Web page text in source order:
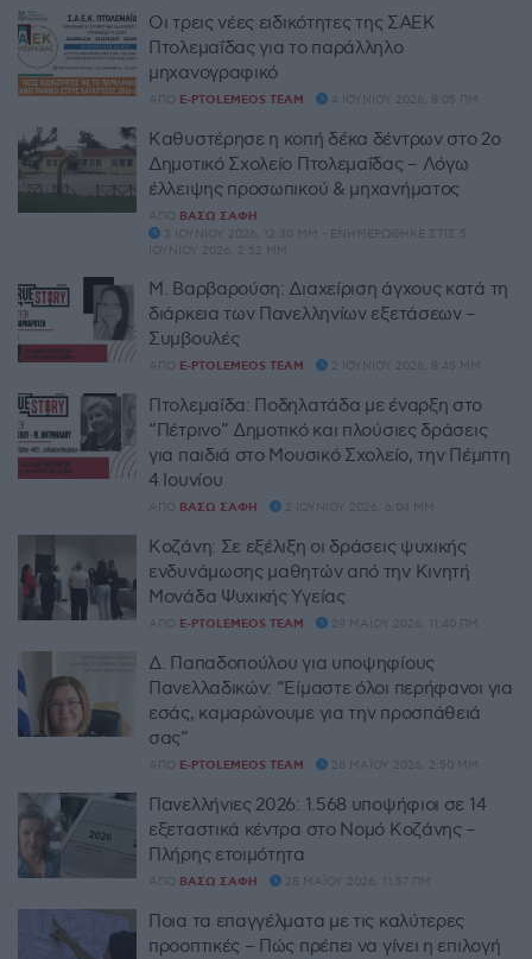
Οι τρεις νέες ειδικότητες της ΣΑΕΚ
Πτολεμαΐδας για το παράλληλο
μηχανογραφικό
ΑΠΌ E-PTOLEMEOS TEAM 4 ΙΟΥΝΊΟΥ 2026, 8:05 ΠΜ
Καθυστέρησε η κοπή δέκα δέντρων στο 2ο
Δημοτικό Σχολείο Πτολεμαΐδας – Λόγω
έλλειψης προσωπικού & μηχανήματος
ΑΠΌ ΒΆΣΩ ΣΆΦΗ
3 ΙΟΥΝΊΟΥ 2026, 12:30 ΜΜ - ΕΝΗΜΕΡΏΘΗΚΕ ΣΤΙΣ 5
ΙΟΥΝΊΟΥ 2026, 2:52 ΜΜ
Μ. Βαρβαρούση: Διαχείριση άγχους κατά τη
διάρκεια των Πανελληνίων εξετάσεων –
Συμβουλές
ΑΠΌ E-PTOLEMEOS TEAM 2 ΙΟΥΝΊΟΥ 2026, 8:45 ΜΜ
Πτολεμαΐδα: Ποδηλατάδα με έναρξη στο
“Πέτρινο” Δημοτικό και πλούσιες δράσεις
για παιδιά στο Μουσικό Σχολείο, την Πέμπτη
4 Ιουνίου
ΑΠΌ ΒΆΣΩ ΣΆΦΗ 2 ΙΟΥΝΊΟΥ 2026, 6:04 ΜΜ
Κοζάνη: Σε εξέλιξη οι δράσεις ψυχικής
ενδυνάμωσης μαθητών από την Κινητή
Μονάδα Ψυχικής Υγείας
ΑΠΌ E-PTOLEMEOS TEAM 29 ΜΑΪ́ΟΥ 2026, 11:40 ΠΜ
Δ. Παπαδοπούλου για υποψηφίους
Πανελλαδικών: “Είμαστε όλοι περήφανοι για
εσάς, καμαρώνουμε για την προσπάθειά
σας“
ΑΠΌ E-PTOLEMEOS TEAM 28 ΜΑΪ́ΟΥ 2026, 2:50 ΜΜ
Πανελλήνιες 2026: 1.568 υποψήφιοι σε 14
εξεταστικά κέντρα στο Νομό Κοζάνης –
Πλήρης ετοιμότητα
ΑΠΌ ΒΆΣΩ ΣΆΦΗ 28 ΜΑΪ́ΟΥ 2026, 11:57 ΠΜ
Ποια τα επαγγέλματα με τις καλύτερες
προοπτικές – Πώς πρέπει να γίνει η επιλογή